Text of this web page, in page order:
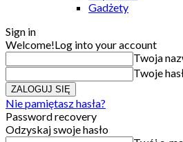
Gadżety
Sign in
Welcome!Log into your account
Twoja
Twoje
Nie pamiętasz hasła?
Password recovery
Odzyskaj swoje hasło